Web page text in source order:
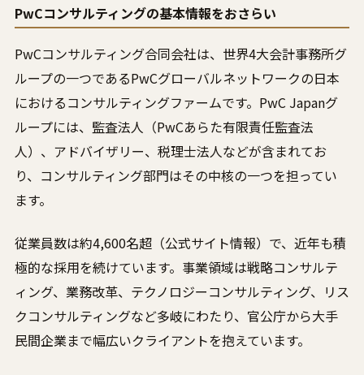
PwCコンサルティングの基本情報をおさらい
PwCコンサルティング合同会社は、世界4大会計事務所グ
ループの一つであるPwCグローバルネットワークの日本
におけるコンサルティングファームです。PwC Japanグ
ループには、監査法人（PwCあらた有限責任監査法
人）、アドバイザリー、税理士法人などが含まれてお
り、コンサルティング部門はその中核の一つを担ってい
ます。
従業員数は約4,600名超（公式サイト情報）で、近年も積
極的な採用を続けています。事業領域は戦略コンサルテ
ィング、業務改革、テクノロジーコンサルティング、リス
クコンサルティングなど多岐にわたり、官公庁から大手
民間企業まで幅広いクライアントを抱えています。